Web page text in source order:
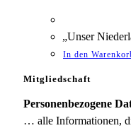
„Unser
In den
Mitgliedschaft
Personenbezogene
… alle Informationen,